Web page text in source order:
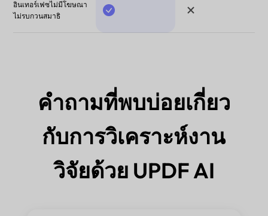
อินเทอร์เฟซไม่มีโฆษณา
ไม่รบกวนสมาธิ
คำถามที่พบบ่อยเกี่ยว
กับการวิเคราะห์งาน
วิจัยด้วย UPDF AI